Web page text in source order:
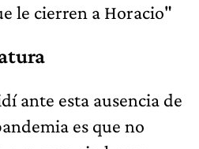
le cierren a Horacio"
ante esta ausencia de
es que no